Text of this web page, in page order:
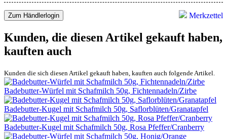
Merkzettel
Zum Händlerlogin
Kunden, die diesen Artikel gekauft haben,
kauften auch
Kunden die sich diesen Artikel gekauft haben, kauften auch folgende Artikel.
Badebutter-Würfel mit Schafmilch 50g, Fichtennadeln/Zirbe
Badebutter-Kugel mit Schafmilch 50g, Saflorblüten/Granatapfel
Badebutter-Kugel mit Schafmilch 50g, Rosa Pfeffer/Cranberry